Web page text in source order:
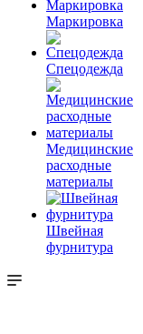
Маркировка
Спецодежда
Медицинские
расходные
материалы
Швейная
фурнитура